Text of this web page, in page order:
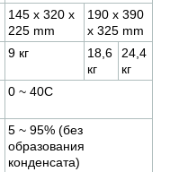
145 x 320 x
225 mm
190 x 390
x 325 mm
9 кг
18,6
кг
24,4
кг
0 ~ 40C
5 ~ 95% (без
образования
конденсата)